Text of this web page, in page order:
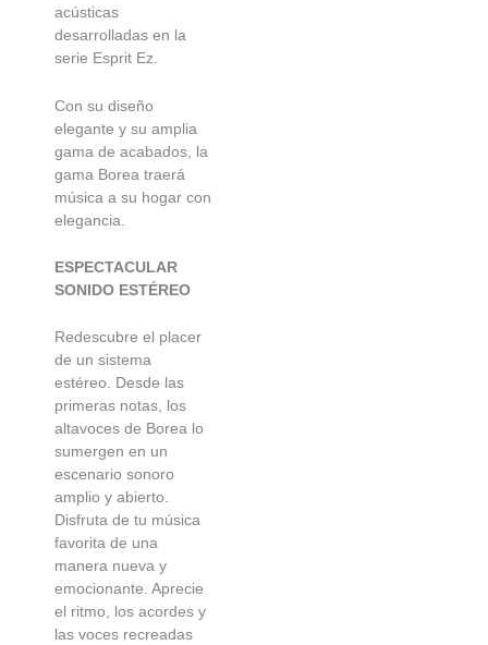
acústicas
desarrolladas en la
serie Esprit Ez.
Con su diseño
elegante y su amplia
gama de acabados, la
gama Borea traerá
música a su hogar con
elegancia.
ESPECTACULAR
SONIDO ESTÉREO
Redescubre el placer
de un sistema
estéreo. Desde las
primeras notas, los
altavoces de Borea lo
sumergen en un
escenario sonoro
amplio y abierto.
Disfruta de tu música
favorita de una
manera nueva y
emocionante. Aprecie
el ritmo, los acordes y
las voces recreadas